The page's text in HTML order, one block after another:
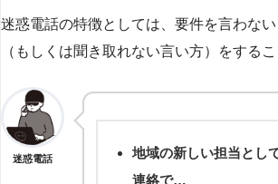
迷惑電話の特徴としては、要件を言わな
（もしくは聞き取れない言い方）をするこ
迷惑電話
地域の新しい担当とし
連絡で…